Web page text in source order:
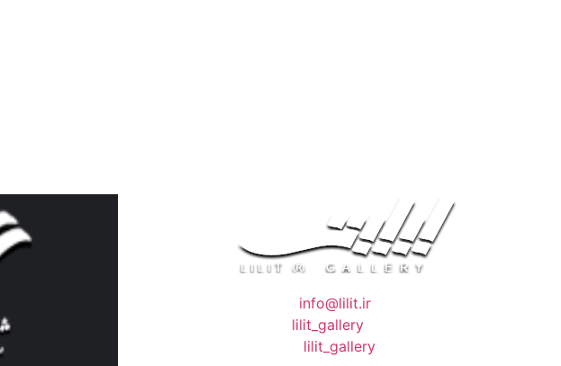
info@lilit.ir
lilit_gallery
lilit_gallery